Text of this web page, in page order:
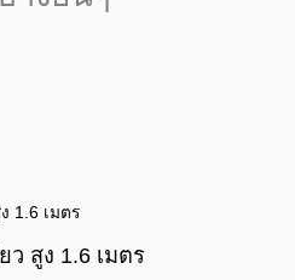
สูง 1.6 เมตร